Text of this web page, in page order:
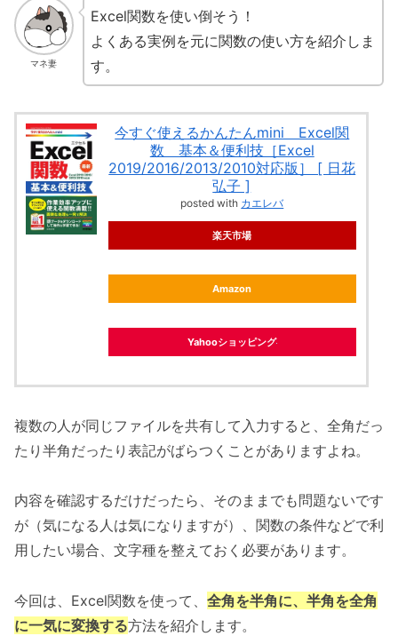
マネ妻
Excel関数を使い倒そう！
よくある実例を元に関数の使い方を紹介しま
す。
今すぐ使えるかんたんmini Excel関
数 基本＆便利技［Excel
2019/2016/2013/2010対応版］ [ 日花
弘子 ]
posted with カエレバ
楽天市場
Amazon
Yahooショッピング
複数の人が同じファイルを共有して入力すると、全角だっ
たり半角だったり表記がばらつくことがありますよね。
内容を確認するだけだったら、そのままでも問題ないです
が（気になる人は気になりますが）、関数の条件などで利
用したい場合、文字種を整えておく必要があります。
今回は、Excel関数を使って、 全角を半角に、半角を全角
に一気に変換する方法を紹介します。